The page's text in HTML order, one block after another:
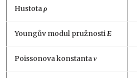
Hustotaρ
Youngův modul pružnosti E
Poissonova konstantaν